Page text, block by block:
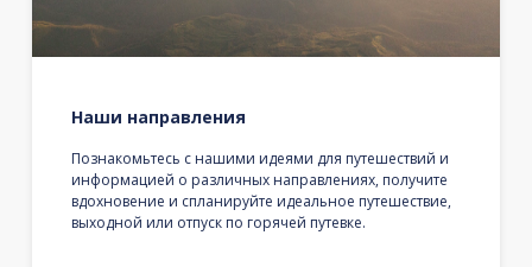
Наши направления
Познакомьтесь с нашими идеями для путешествий и
информацией о различных направлениях, получите
вдохновение и спланируйте идеальное путешествие,
выходной или отпуск по горячей путевке.